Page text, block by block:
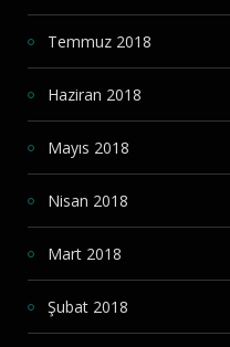
Temmuz 2018
Haziran 2018
Mayıs 2018
Nisan 2018
Mart 2018
Şubat 2018